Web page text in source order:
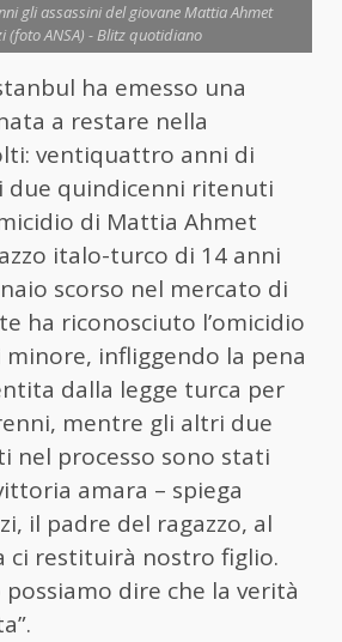
gli assassini del giovane Mattia Ahmet
(foto ANSA) - Blitz quotidiano
ha emesso una
a restare nella
ventiquattro anni di
due quindicenni ritenuti
di Mattia Ahmet
italo-turco di 14 anni
scorso nel mercato di
ha riconosciuto l’omicidio
infliggendo la pena
dalla legge turca per
mentre gli altri due
nel processo sono stati
amara – spiega
il padre del ragazzo, al
ci restituirà nostro figlio.
dire che la verità